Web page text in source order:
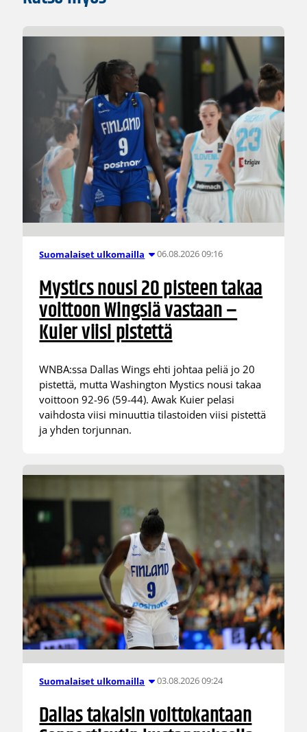
Suomalaiset ulkomailla 06.08.2026 09:16
Mystics nousi 20 pisteen takaa
voittoon Wingsiä vastaan –
Kuier viisi pistettä
WNBA:ssa Dallas Wings ehti johtaa peliä jo 20
pistettä, mutta Washington Mystics nousi takaa
voittoon 92-96 (59-44). Awak Kuier pelasi
vaihdosta viisi minuuttia tilastoiden viisi pistettä
ja yhden torjunnan.
Suomalaiset ulkomailla 03.08.2026 09:24
Dallas takaisin voittokantaan